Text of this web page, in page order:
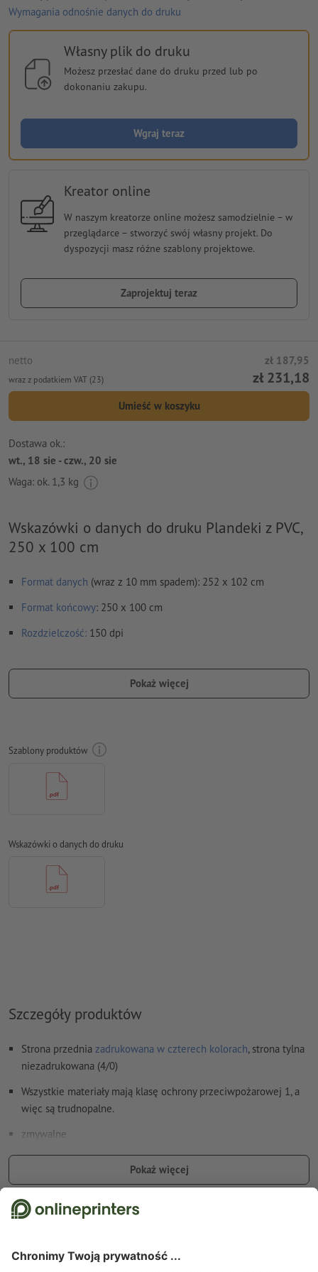
Wymagania odnośnie danych do druku
Własny plik do druku
Możesz przesłać dane do druku przed lub po
dokonaniu zakupu.
Wgraj teraz
Kreator online
W naszym kreatorze online możesz samodzielnie − w
przeglądarce − stworzyć swój własny projekt. Do
dyspozycji masz różne szablony projektowe.
Zaprojektuj teraz
netto zł 187,95
wraz z podatkiem VAT (23) zł 231,18
Umieść w koszyku
Dostawa ok.:
wt., 18 sie - czw., 20 sie
Waga: ok. 1,3 kg
Wskazówki o danych do druku Plandeki z PVC,
250 x 100 cm
Format danych (wraz z 10 mm spadem): 252 x 102 cm
Format końcowy: 250 x 100 cm
Rozdzielczość: 150 dpi
Czcionkimuszą być w całości osadzone lub przekształcone na
Model przestrzeni barw:
Błędy ortograficzne i składniowe
Ustawienia nadrukowania
Zawartość pól formularzy
Jak poprawnie utworzyć dane do druku?
Pokaż więcej
Szablony produktów
Wskazówki o danych do druku
Szczegóły produktów
Strona przednia zadrukowana w czterech kolorach, strona tylna
niezadrukowana (4/0)
Wszystkie materiały mają klasę ochrony przeciwpożarowej 1, a
więc są trudnopalne.
zmywalne
Opcjonalnie: Oczka rozmieszczone na całej długości co ok. 50
cm ułatwiają zawieszenie.
Oczka są umieszczane zgodnie z kierunkiem czytania
W zależności od wielkości plandeki otrzymasz optymalną
ilość zestawów, które konieczne są do bezpiecznego
Pokaż więcej
Szczegóły dotyczące bezpieczeństwa i producenta